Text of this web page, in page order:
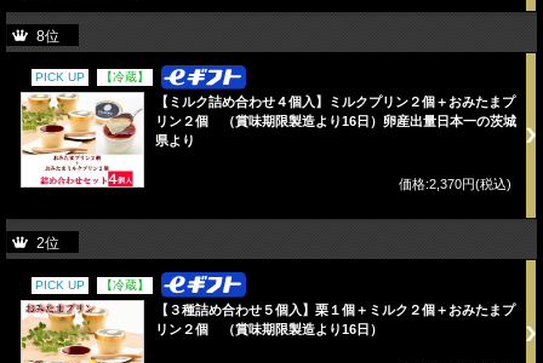
8位
PICK UP 【冷蔵】
【ミルク詰め合わせ４個入】ミルクプリン２個＋おみたまプ
リン２個 （賞味期限製造より16日）卵産出量日本一の茨城
県より
価格:2,370円(税込)
2位
PICK UP 【冷蔵】
【３種詰め合わせ５個入】栗１個＋ミルク２個＋おみたまプ
リン２個 （賞味期限製造より16日）